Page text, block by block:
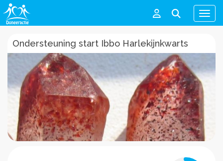
Menu
Ondersteuning start Ibbo Harlekijnkwarts